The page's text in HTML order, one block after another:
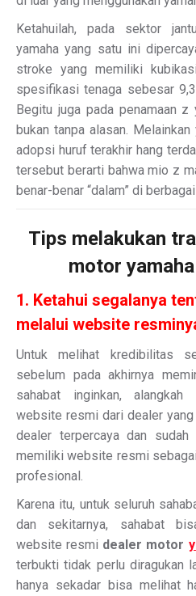
Ketahuilah, pada sektor
yamaha yang satu ini
stroke yang memiliki
spesifikasi tenaga sebesar
Begitu juga pada penamaan z
bukan tanpa alasan.
adopsi huruf terakhir hang
tersebut berarti bahwa mio z
benar-benar “dalam” di berbagai
Tips melakukan
motor
1. Ketahui segalanya
melalui website
Untuk melihat kredibilitas
sebelum pada akhirnya
sahabat inginkan,
website resmi dari dealer yang
dealer terpercaya dan
memiliki website resmi
profesional.
Karena itu, untuk seluruh
dan sekitarnya, sahabat
website resmi dealer motor
terbukti tidak perlu diragukan
hanya sekadar bisa melihat